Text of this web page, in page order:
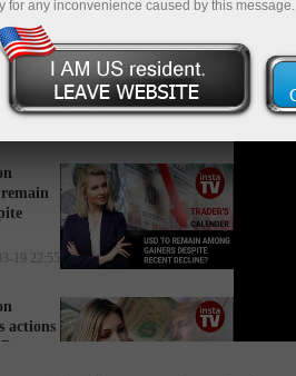
18:34 2025-03-20 UTC+3
22:55 2025-03-19 UTC+3
actions
for any inconvenience caused by this message.